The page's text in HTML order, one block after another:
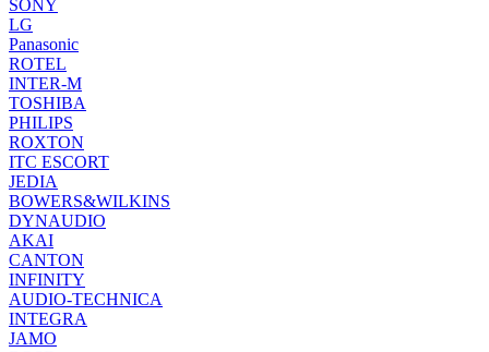
SONY
LG
Panasonic
ROTEL
INTER-M
TOSHIBA
PHILIPS
ROXTON
ITC ESCORT
JEDIA
BOWERS&WILKINS
DYNAUDIO
AKAI
CANTON
INFINITY
AUDIO-TECHNICA
INTEGRA
JAMO